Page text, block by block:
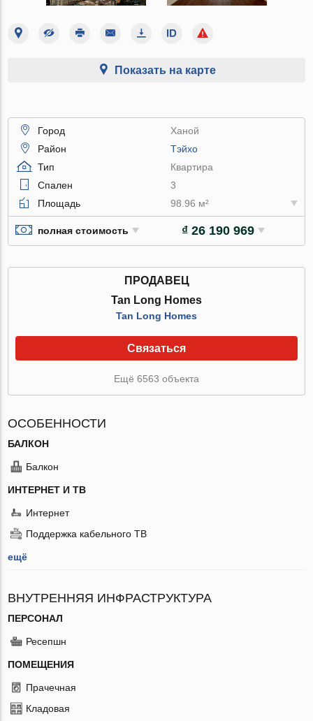
Показать на карте
Город
Ханой
Район
Тэйхо
Тип
Квартира
Спален
3
Площадь
98.96 м²
полная стоимость ₫ 26 190 969
ПРОДАВЕЦ
Tan Long Homes
Tan Long Homes
Связаться
Ещё 6563 объекта
ОСОБЕННОСТИ
БАЛКОН
Балкон
ИНТЕРНЕТ И ТВ
Интернет
Поддержка кабельного ТВ
ещё
ВНУТРЕННЯЯ ИНФРАСТРУКТУРА
ПЕРСОНАЛ
Ресепшн
ПОМЕЩЕНИЯ
Прачечная
Кладовая